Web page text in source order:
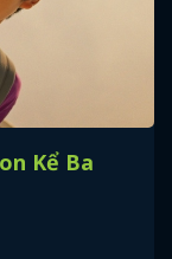
Kể Ba